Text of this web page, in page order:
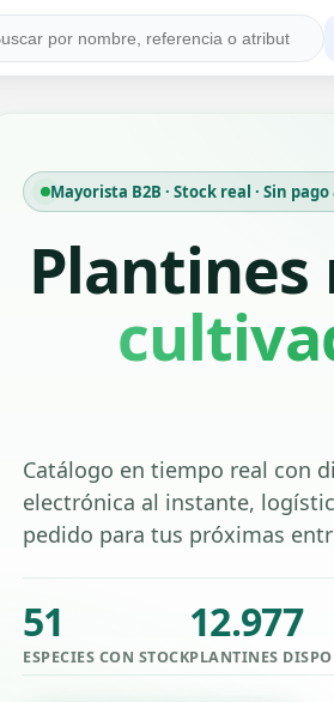
Mayorista B2B · Stock real · Sin
Catálogo en tiempo real con
electrónica al instante,
pedido para tus próximas
51
ESPECIES CON STOCK
12.977
PLANTINES